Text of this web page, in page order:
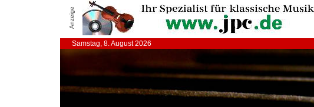
Anzeige
Samstag, 8. August 2026